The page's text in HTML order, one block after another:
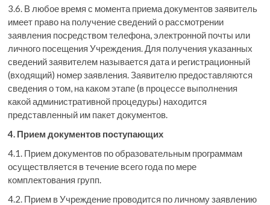
3.6. В любое время с момента приема документов заявитель
имеет право на получение сведений о рассмотрении
заявления посредством телефона, электронной почты или
личного посещения Учреждения. Для получения указанных
сведений заявителем называется дата и регистрационный
(входящий) номер заявления. Заявителю предоставляются
сведения о том, на каком этапе (в процессе выполнения
какой административной процедуры) находится
представленный им пакет документов.
4. Прием документов поступающих
4.1. Прием документов по образовательным программам
осуществляется в течение всего года по мере
комплектования групп.
4.2. Прием в Учреждение проводится по личному заявлению